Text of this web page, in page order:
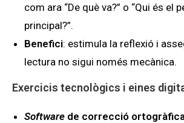
com ara “De què va?” o “Qui és el
principal?”.
Benefici: estimula la reflexió i
lectura no sigui només mecànica.
Exercicis tecnològics i eines
Software de correcció